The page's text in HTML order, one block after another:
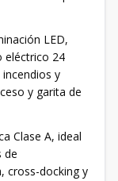
LED,
eléctrico 24
y
y garita de
Clase A, ideal
de
cross-docking y